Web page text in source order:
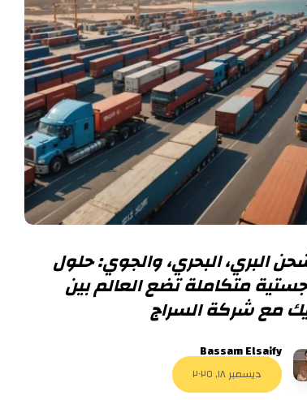
البري، البحري، والجوي: حلول
متكاملة تضع العالم بين
مع شركة السراج
Bassam Elsaify
ديسمبر ١٨, ٢٠٢٥